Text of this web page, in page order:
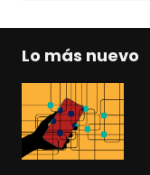
Lo más nuevo